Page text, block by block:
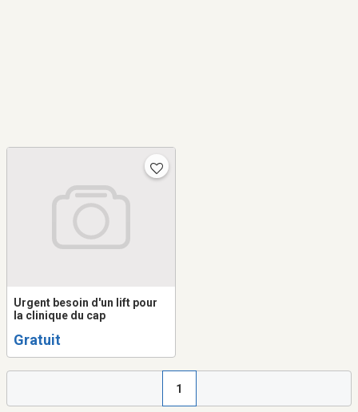
Urgent besoin d'un lift pour
la clinique du cap
Gratuit
1